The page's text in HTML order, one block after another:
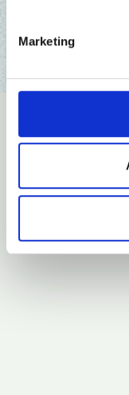
Marketing
In